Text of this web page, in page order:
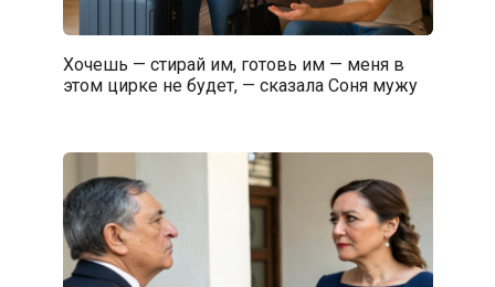
Хочешь — стирай им, готовь им — меня в
этом цирке не будет, — сказала Соня мужу